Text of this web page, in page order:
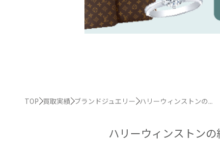
TOP 買取実績 ブランドジュエリー ハリーウィンストンの...
ハリーウィンストン